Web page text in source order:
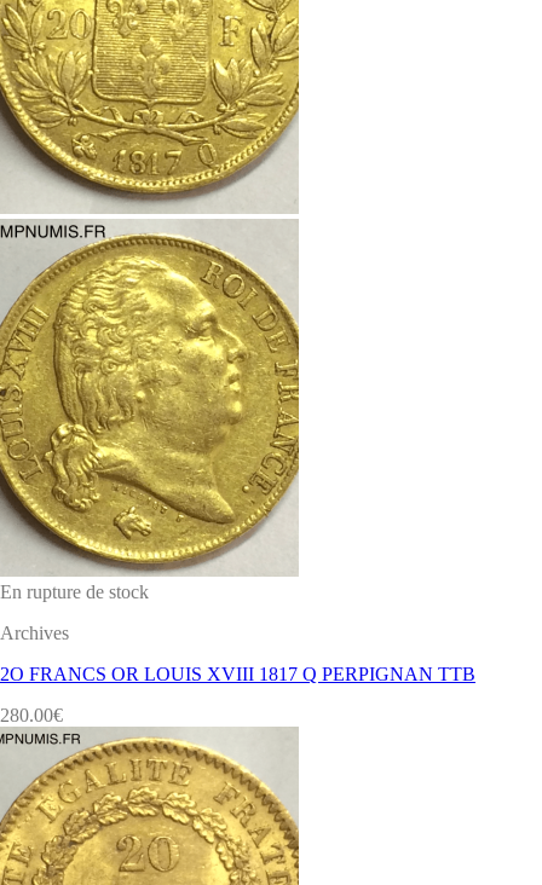
En rupture de stock
Archives
2O FRANCS OR LOUIS XVIII 1817 Q PERPIGNAN TTB
280.00€